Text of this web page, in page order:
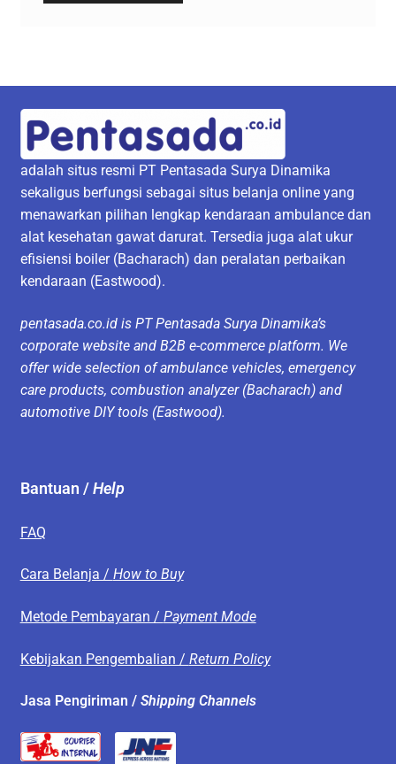
adalah situs resmi PT Pentasada Surya Dinamika
sekaligus berfungsi sebagai situs belanja online yang
menawarkan pilihan lengkap kendaraan ambulance dan
alat kesehatan gawat darurat. Tersedia juga alat ukur
efisiensi boiler (Bacharach) dan peralatan perbaikan
kendaraan (Eastwood).
pentasada.co.id is PT Pentasada Surya Dinamika’s
corporate website and B2B e-commerce platform. We
offer wide selection of ambulance vehicles, emergency
care products, combustion analyzer (Bacharach) and
automotive DIY tools (Eastwood).
Bantuan /Help
FAQ
Cara Belanja / How to Buy
Metode Pembayaran / Payment Mode
Kebijakan Pengembalian / Return Policy
Jasa Pengiriman / Shipping Channels